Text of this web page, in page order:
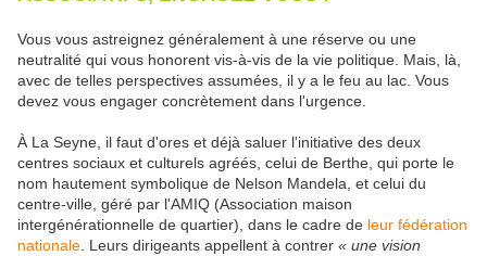
Vous vous astreignez généralement à une réserve ou une
neutralité qui vous honorent vis-à-vis de la vie politique. Mais, là,
avec de telles perspectives assumées, il y a le feu au lac. Vous
devez vous engager concrètement dans l'urgence.
À La Seyne, il faut d'ores et déjà saluer l'initiative des deux
centres sociaux et culturels agréés, celui de Berthe, qui porte le
nom hautement symbolique de Nelson Mandela, et celui du
centre-ville, géré par l'AMIQ (Association maison
intergénérationnelle de quartier), dans le cadre de leur fédération
nationale . Leurs dirigeants appellent à contrer « une vision